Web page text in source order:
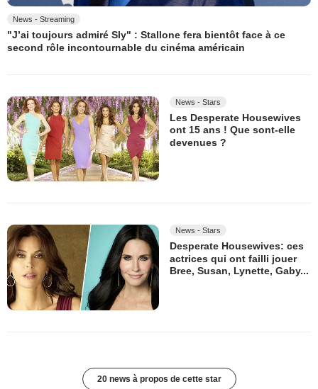
News - Streaming
"J’ai toujours admiré Sly" : Stallone fera bientôt face à ce
second rôle incontournable du cinéma américain
News - Stars
Les Desperate Housewives
ont 15 ans ! Que sont-elle
devenues ?
News - Stars
Desperate Housewives: ces
actrices qui ont failli jouer
Bree, Susan, Lynette, Gaby...
20 news à propos de cette star